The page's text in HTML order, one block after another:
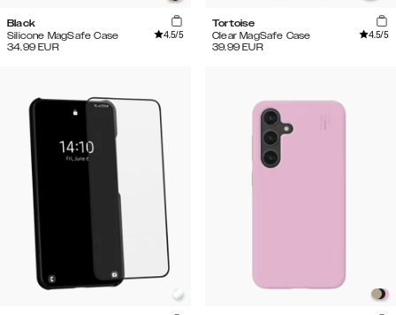
Black
Silicone MagSafe Case
4.5/5
34.99 EUR
Tortoise
Clear MagSafe Case
4.5/5
39.99 EUR